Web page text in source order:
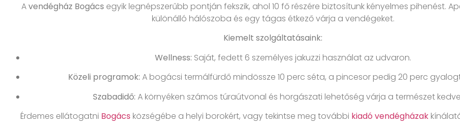
Avendégház Bogács egyik legnépszerűbb pontján fekszik, ahol 10 fő részére biztosítunk kényelmes pihenést.
különálló hálószoba és egy tágas étkező várja a vendégeket.
Kiemelt szolgáltatásaink:
Wellness: Saját, fedett 6 személyes jakuzzi használat az udvaron.
Közeli programok: A bogácsi termálfürdő mindössze 10 perc séta, a pincesor pedig 20 perc
Szabadidő: A környéken számos túraútvonal és horgászati lehetőség várja a természet
Érdemes ellátogatni Bogács községébe a helyi borokért, vagy tekintse meg további kiadó vendégházak